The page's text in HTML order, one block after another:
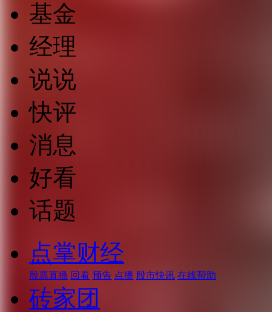
基金
经理
说说
快评
消息
好看
话题
点掌财经
股票直播 回看 预告 点播 股市快讯 在线帮助
砖家团